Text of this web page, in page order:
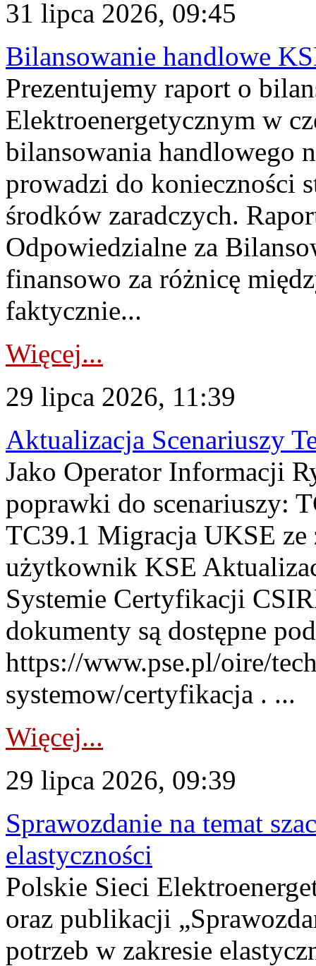
31 lipca 2026, 09:45
Bilansowanie handlowe
Prezentujemy raport o
Elektroenergetycznym w
bilansowania handlowego
prowadzi do konieczności
środków zaradczych.
Odpowiedzialne za
finansowo za różnicę
faktycznie...
Więcej...
29 lipca 2026, 11:39
Aktualizacja Scenariuszy
Jako Operator Informacji
poprawki do scenariuszy:
TC39.1 Migracja UKSE
użytkownik KSE
Systemie Certyfikacji
dokumenty są dostępne
https://www.pse.pl/oire/
systemow/certyfikacja . ...
Więcej...
29 lipca 2026, 09:39
Sprawozdanie na temat
elastyczności
Polskie Sieci
oraz publikacji
potrzeb w zakresie